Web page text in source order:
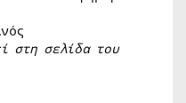
στη σελίδα του